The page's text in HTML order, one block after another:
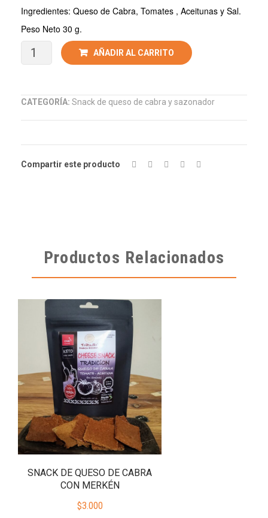
Ingredientes: Queso de Cabra, Tomates , Aceitunas y Sal.
Peso Neto 30 g.
AÑADIR AL CARRITO
CATEGORÍA: Snack de queso de cabra y sazonador
Compartir este producto
Productos Relacionados
SNACK DE QUESO DE CABRA
CON MERKÉN
$3.000